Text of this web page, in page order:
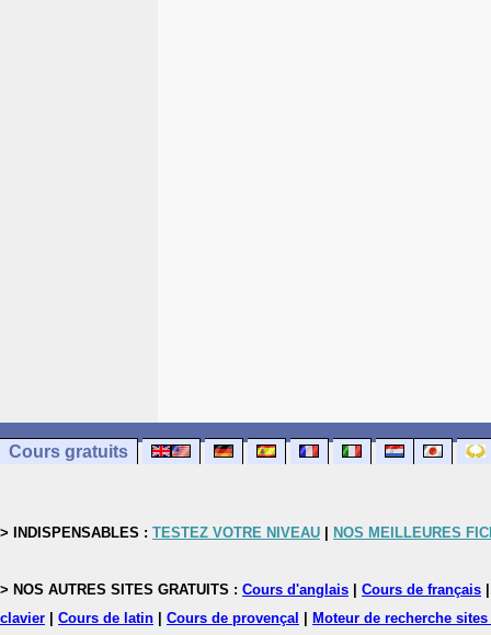
Cours gratuits
> INDISPENSABLES : TESTEZ VOTRE NIVEAU NOS MEILLEURES
> NOS AUTRES SITES GRATUITS : Cours d'anglais Cours de français
clavier
Cours de latin Cours de provençal Moteur de recherche